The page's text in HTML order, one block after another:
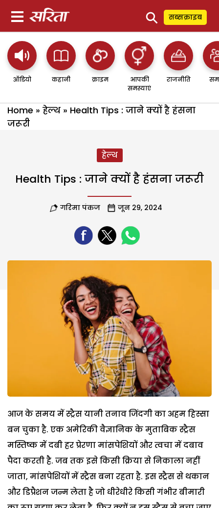
⚲ सब्सक्राइब
ऑडियो कहानी क्राइम
आपकी
समस्याएं
राजनीति
Home » हेल्थ » Health Tips : जाने क्यों है हंसना
जरूरी
हेल्थ
Health Tips : जाने क्यों है हंसना जरूरी
गरिमा पंकज जून 29, 2024
आज के समय में स्ट्रैस यानी तनाव जिंदगी का अहम हिस्सा
बन चुका है. एक अमेरिकी वैज्ञानिक के मुताबिक स्ट्रैस
मस्तिष्क में दबी हर प्रेरणा मांसपेशियों और त्वचा में दबाव
पैदा करती है. जब तक इसे किसी क्रिया से निकाला नहीं
जाता, मांसपेशियों में स्ट्रैस बना रहता है. इस स्ट्रैस से थकान
और डिप्रैशन जन्म लेता है जो धीरेधीरे किसी गंभीर बीमारी